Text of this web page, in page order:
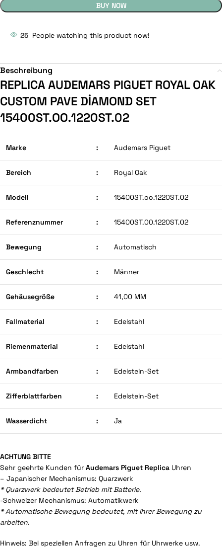
BUY NOW
25 People watching this product now!
Beschreibung
REPLICA AUDEMARS PIGUET ROYAL OAK
CUSTOM PAVE DİAMOND SET
15400ST.OO.1220ST.02
Marke : Audemars Piguet
Bereich : Royal Oak
Modell : 15400ST.oo.1220ST.02
Referenznummer : 15400ST.00.1220ST.02
Bewegung : Automatisch
Geschlecht : Männer
Gehäusegröße : 41,00 MM
Fallmaterial : Edelstahl
Riemenmaterial : Edelstahl
Armbandfarben : Edelstein-Set
Zifferblattfarben : Edelstein-Set
Wasserdicht : Ja
ACHTUNG BITTE
Sehr geehrte Kunden für Audemars Piguet Replica Uhren
– Japanischer Mechanismus: Quarzwerk
* Quarzwerk bedeutet Betrieb mit Batterie.
-Schweizer Mechanismus: Automatikwerk
* Automatische Bewegung bedeutet, mit Ihrer Bewegung zu
arbeiten.
Hinweis: Bei speziellen Anfragen zu Uhren für Uhrwerke usw.